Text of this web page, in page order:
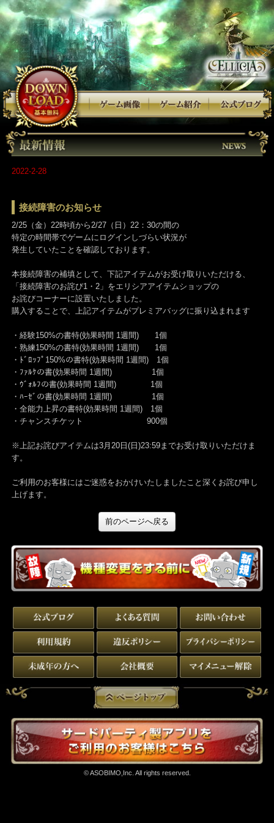
接続障害のお知らせ
2/25（金）22時頃から2/27（日）22：30の間の
特定の時間帯でゲームにログインしづらい状況が
本接続障害の補填として、下記アイテムがお受け取りいただける、
「接続障害のお詫び1・2」をエリシアアイテムショップの
購入することで、上記アイテムがプレミアバッグに振り込まれます
・経験150%の書特(効果時間 1週間) 1個
・熟練150%の書特(効果時間 1週間) 1個
・ﾄﾞﾛｯﾌﾟ150%の書特(効果時間 1週間) 1個
・ﾌｧﾙｹの書(効果時間 1週間) 1個
・ｳﾞｫﾙﾌの書(効果時間 1週間) 1個
・ﾊｰｾﾞの書(効果時間 1週間) 1個
・チャンスチケット 900個
※上記お詫びアイテムは3月20日(日)23:59までお受け取りいただけま
す。
ご利用のお客様にはご迷惑をおかけいたしましたこと深くお詫び申